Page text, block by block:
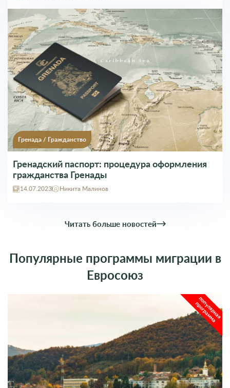
Гренада/ Гражданство
Гренадский паспорт: процедура оформления
гражданства Гренады
14.07.2023 Никита Малинов
Читать больше новостей
Популярные программы миграции в
Евросоюз
Гражданство Румынии по репатриации
срок оформления:от 12 месяцев
безвизовый въезд: 182 страны